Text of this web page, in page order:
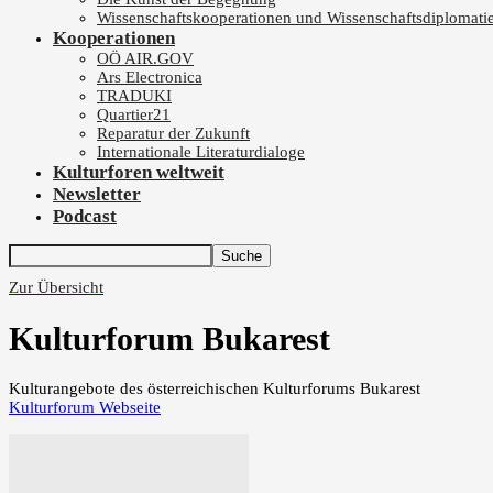
Wissenschaftskooperationen und
Kooperationen
OÖ AIR.GOV
Ars Electronica
TRADUKI
Quartier21
Reparatur der Zukunft
Internationale Literaturdialoge
Kulturforen weltweit
Newsletter
Podcast
Zur Übersicht
Kulturforum Bukarest
Kulturangebote des österreichischen Kulturforums Bukarest
Kulturforum Webseite